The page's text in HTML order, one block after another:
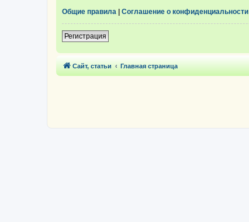
Общие правила | Соглашение о конфиденциальности
Регистрация
Сайт, статьи Главная страница